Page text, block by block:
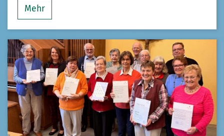
Mehr